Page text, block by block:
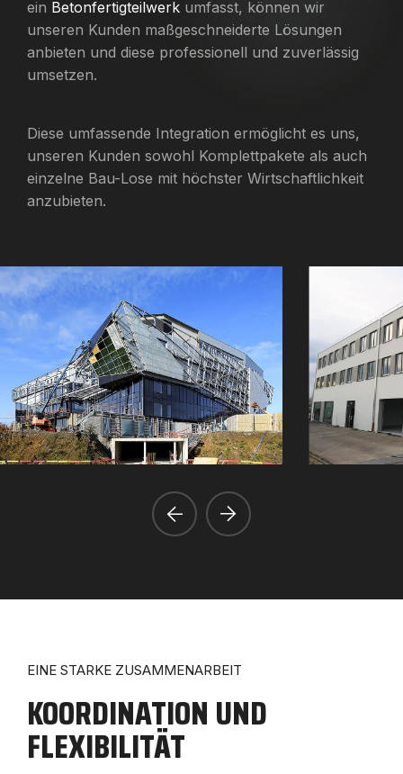
ein Betonfertigteilwerk umfasst, können wir
unseren Kunden maßgeschneiderte Lösungen
anbieten und diese professionell und zuverlässig
umsetzen.
Diese umfassende Integration ermöglicht es uns,
unseren Kunden sowohl Komplettpakete als auch
einzelne Bau-Lose mit höchster Wirtschaftlichkeit
anzubieten.
EINE STARKE ZUSAMMENARBEIT
KOORDINATION UND
FLEXIBILITÄT